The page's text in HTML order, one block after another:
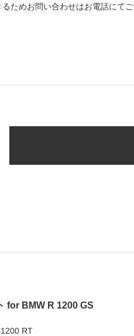
ためお問い合わせはお電話にてご
for BMW R 1200 GS
RT